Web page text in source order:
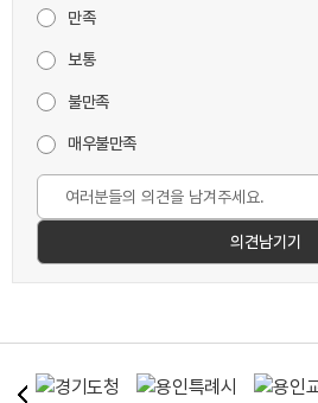
만족
보통
불만족
매우불만족